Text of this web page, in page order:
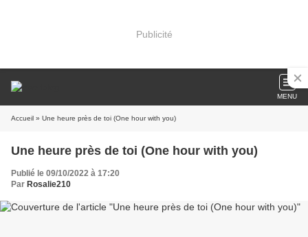
Publicité
MENU
Accueil » Une heure près de toi (One hour with you)
Une heure près de toi (One hour with you)
Publié le 09/10/2022 à 17:20
Par Rosalie210